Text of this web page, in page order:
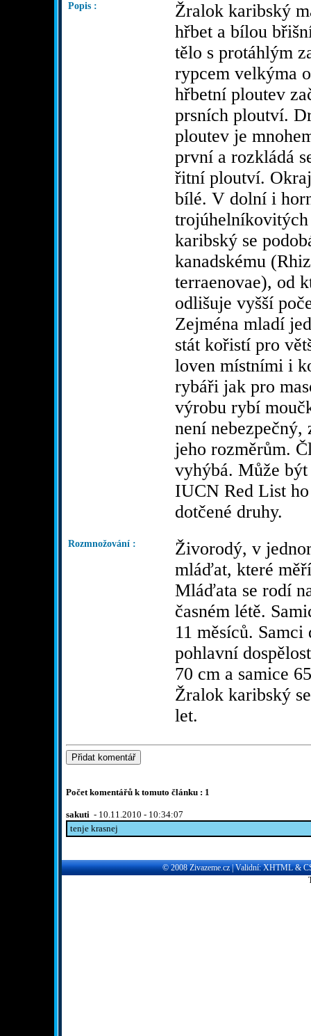
Popis :
Žralok karibský
hřbet a bílou
tělo s protáhlým
rypcem velkýma
hřbetní ploutev
prsních ploutví.
ploutev je
první a rozkládá
řitní ploutví.
bílé. V dolní i
karibský se
kanadskému
terraenovae), od
odlišuje vyšší
Zejména mladí
stát kořistí pro
loven místními i
rybáři jak pro
výrobu rybí
není nebezpečný,
jeho rozměrům.
vyhýbá. Může
IUCN Red List
dotčené druhy.
Rozmnožování :
Živorodý, v
mláďat, které
Mláďata se rodí
časném létě.
11 měsíců. Samci
pohlavní
70 cm a samice
Žralok karibský
let.
Počet komentářů k tomuto článku : 1
sakuti - 10.11.2010 - 10:34:07
tenje krasnej
© 2008Zivazeme.cz| Validní:XHTML&